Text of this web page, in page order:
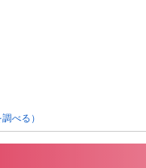
べる）